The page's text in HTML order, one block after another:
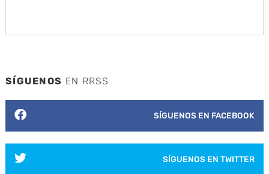
SÍGUENOS EN RRSS
SÍGUENOS EN FACEBOOK
SÍGUENOS EN TWITTER